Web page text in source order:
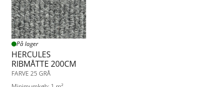
På lager
HERCULES
RIBMÅTTE 200CM
FARVE 25 GRÅ